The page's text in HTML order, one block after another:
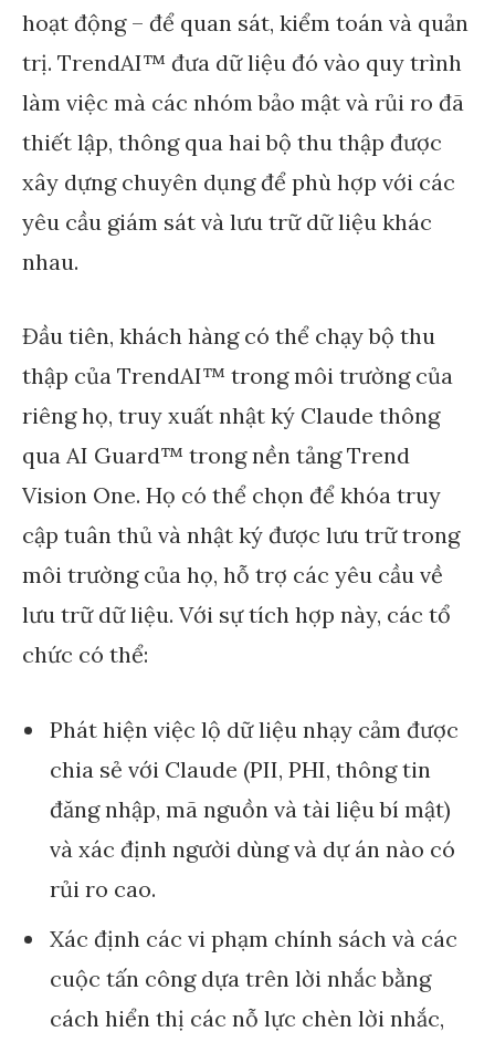
hoạt động – để quan sát, kiểm toán và quản
trị. TrendAI™ đưa dữ liệu đó vào quy trình
làm việc mà các nhóm bảo mật và rủi ro đã
thiết lập, thông qua hai bộ thu thập được
xây dựng chuyên dụng để phù hợp với các
yêu cầu giám sát và lưu trữ dữ liệu khác
nhau.
Đầu tiên, khách hàng có thể chạy bộ thu
thập của TrendAI™ trong môi trường của
riêng họ, truy xuất nhật ký Claude thông
qua AI Guard™ trong nền tảng Trend
Vision One. Họ có thể chọn để khóa truy
cập tuân thủ và nhật ký được lưu trữ trong
môi trường của họ, hỗ trợ các yêu cầu về
lưu trữ dữ liệu. Với sự tích hợp này, các tổ
chức có thể:
Phát hiện việc lộ dữ liệu nhạy cảm được
chia sẻ với Claude (PII, PHI, thông tin
đăng nhập, mã nguồn và tài liệu bí mật)
và xác định người dùng và dự án nào có
rủi ro cao.
Xác định các vi phạm chính sách và các
cuộc tấn công dựa trên lời nhắc bằng
cách hiển thị các nỗ lực chèn lời nhắc,